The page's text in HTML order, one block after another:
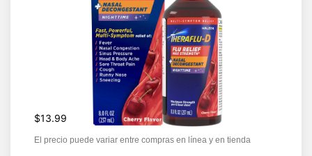
$13.99
El precio puede variar entre compras en línea y en tienda